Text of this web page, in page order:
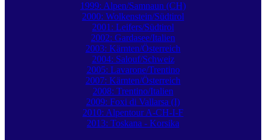
1999: Alpen/Samnaun (CH)
2000: Wolkenstein/Südtirol
2001: Leifers/Südtirol
2002: Gardasee/Italien
2003: Kärnten/Österreich
2004: Salouf/Schweiz
2005: Lavarone/Trentino
2007: Kärnten/Österreich
2008: Trentino/Italien
2009: Foxi di Vallarsa (I)
2010: Alpentour A-CH-I-F
2013: Toskana - Korsika